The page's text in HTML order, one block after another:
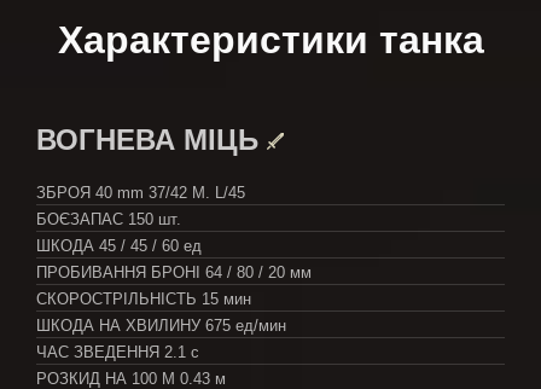
Характеристики танка
ВОГНЕВА МІЦЬ
ЗБРОЯ 40 mm 37/42 M. L/45
БОЄЗАПАС 150 шт.
ШКОДА 45 / 45 / 60 ед
ПРОБИВАННЯ БРОНІ 64 / 80 / 20 мм
СКОРОСТРІЛЬНІСТЬ 15 мин
ШКОДА НА ХВИЛИНУ 675 ед/мин
ЧАС ЗВЕДЕННЯ 2.1 с
РОЗКИД НА 100 М 0.43 м